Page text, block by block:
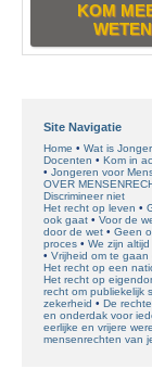
KOM
Site Navigatie
Home Wat is
Docenten
Kom in
Jongeren voor
OVER
Discrimineer niet
Het recht op leven
ook gaat
Voor de
door de wet
Geen
proces
We zijn
Vrijheid om te
Het recht op een
Het recht op
recht om publiekelijk
zekerheid
De
en onderdak voor
eerlijke en vrijere
mensenrechten van